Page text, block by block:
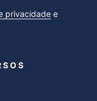
privacidade e